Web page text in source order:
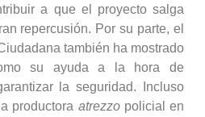
a que el proyecto salga
repercusión. Por su parte, el
también ha mostrado
su ayuda a la hora de
la seguridad. Incluso
productora atrezzopolicial en